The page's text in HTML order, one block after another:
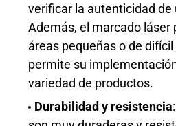
verificar la autenticidad de
Además, el marcado láser
áreas pequeñas o de
permite su
variedad de productos.
Durabilidad y resistencia